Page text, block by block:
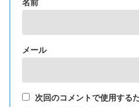
名前
メール
次回のコメントで使用する